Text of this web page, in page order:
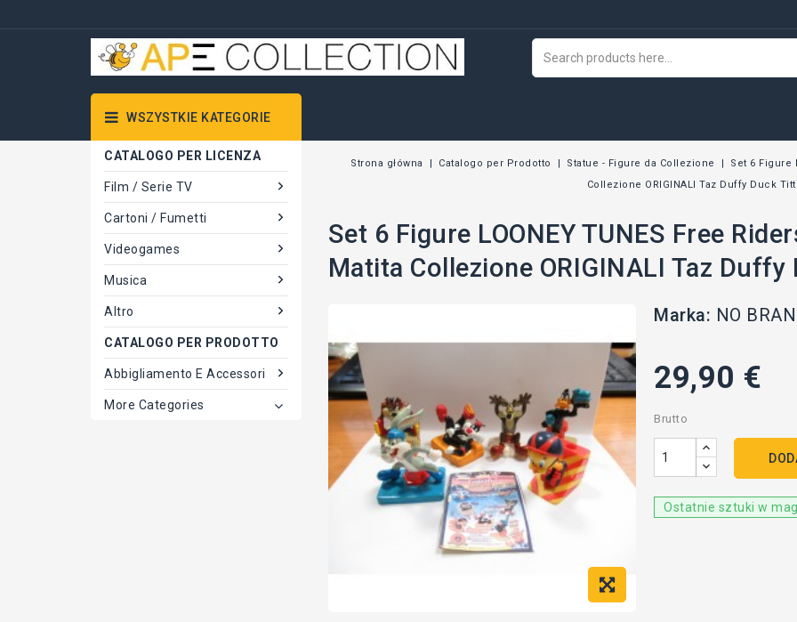
WSZYSTKIE KATEGORIE
CATALOGO PER LICENZA
Film / Serie TV
Cartoni / Fumetti
Videogames
Musica
Altro
CATALOGO PER PRODOTTO
Abbigliamento E Accessori
More Categories
Strona główna Catalogo per Prodotto Statue - Figure da Collezione
Set 6 Figure
Collezione ORIGINALI Taz Duffy Duck
Set 6 Figure LOONEY TUNES Free
Matita Collezione ORIGINALI Taz
Marka: NO
29,90 €
Brutto
Ostatnie sztuki w